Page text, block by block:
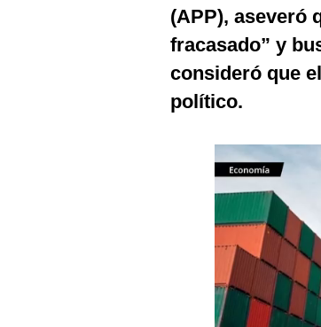
(APP), aseveró
fracasado” y
consideró que
político.